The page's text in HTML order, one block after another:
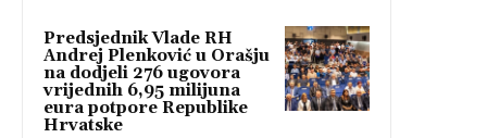
Predsjednik Vlade RH
Andrej Plenković u Orašju
na dodjeli 276 ugovora
vrijednih 6,95 milijuna
eura potpore Republike
Hrvatske